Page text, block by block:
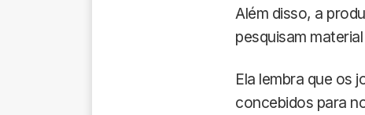
Além disso, a
pesquisam
Ela lembra que os
concebidos para